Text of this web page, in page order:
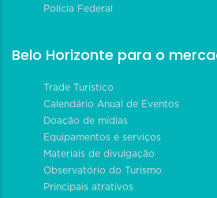
Polícia Federal
Belo Horizonte para o
Trade Turístico
Calendário Anual de Eventos
Doação de mídias
Equipamentos e serviços
Materiais de divulgação
Observatório do Turismo
Principais atrativos